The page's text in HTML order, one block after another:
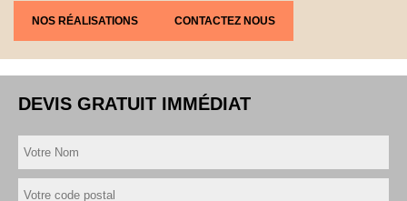
NOS RÉALISATIONS CONTACTEZ NOUS
DEVIS GRATUIT IMMÉDIAT